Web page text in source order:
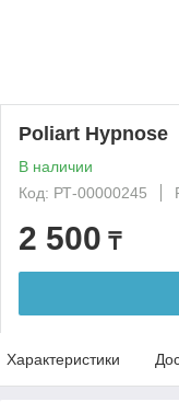
Poliart Hypnose
В наличии
Код: РТ-00000245
2 500 ₸
Характеристики